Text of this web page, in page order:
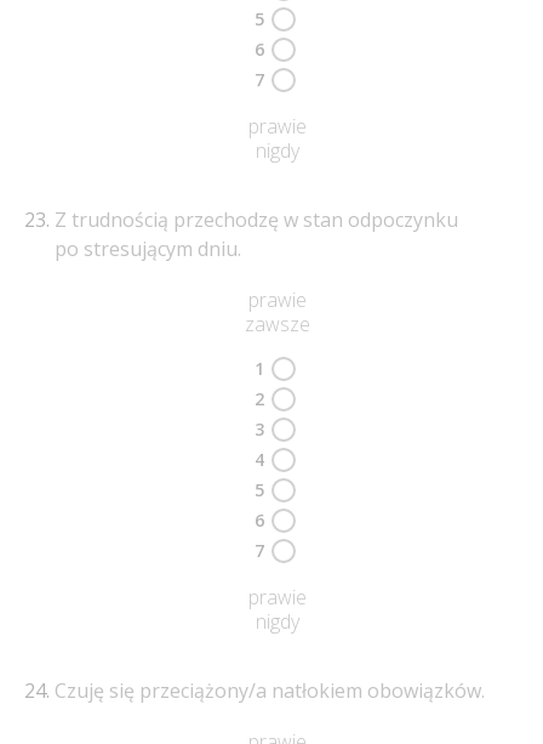
5
6
7
prawie
nigdy
Z trudnością przechodzę w stan odpoczynku
po stresującym dniu.
prawie
zawsze
1
2
3
4
5
6
7
prawie
nigdy
Czuję się przeciążony/a natłokiem obowiązków.